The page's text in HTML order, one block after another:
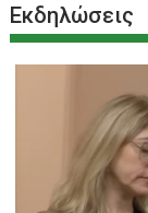
Εκδηλώσεις